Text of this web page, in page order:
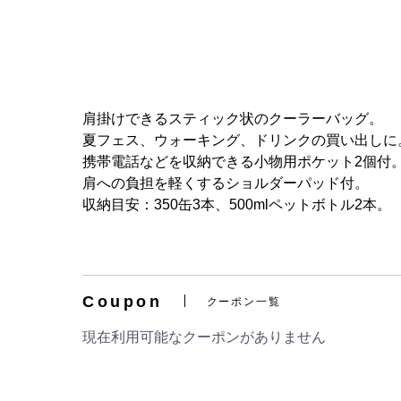
肩掛けできるスティック状のクーラーバッグ。
夏フェス、ウォーキング、ドリンクの買い出しに
携帯電話などを収納できる小物用ポケット2個付
肩への負担を軽くするショルダーパッド付。
収納目安：350缶3本、500mlペットボトル2本。
Coupon クーポン一覧
現在利用可能なクーポンがありません